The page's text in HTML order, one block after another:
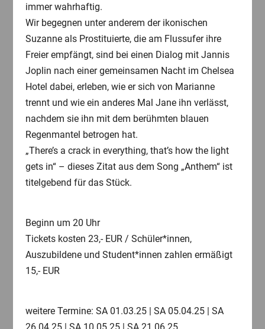
immer wahrhaftig.
Wir begegnen unter anderem der ikonischen
Suzanne als Prostituierte, die am Flussufer ihre
Freier empfängt, sind bei einen Dialog mit Jannis
Joplin nach einer gemeinsamen Nacht im Chelsea
Hotel dabei, erleben, wie er sich von Marianne
trennt und wie ein anderes Mal Jane ihn verlässt,
nachdem sie ihn mit dem berühmten blauen
Regenmantel betrogen hat.
„There’s a crack in everything, that’s how the light
gets in“ – dieses Zitat aus dem Song „Anthem“ ist
titelgebend für das Stück.
Beginn um 20 Uhr
Tickets kosten 23,- EUR / Schüler*innen,
Auszubildene und Student*innen zahlen ermäßigt
15,- EUR
weitere Termine: SA 01.03.25 | SA 05.04.25 | SA